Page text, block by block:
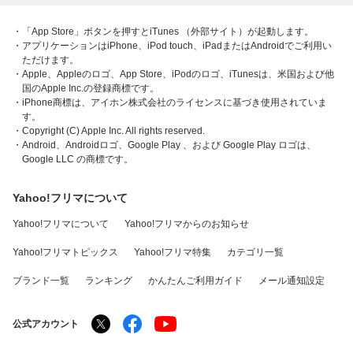
・「App Store」ボタンを押すとiTunes （外部サイト）が起動します。
・アプリケーションはiPhone、iPod touch、iPadまたはAndroidでご利用い
ただけます。
・Apple、Appleのロゴ、App Store、iPodのロゴ、iTunesは、米国および他
国のApple Inc.の登録商標です。
・iPhone商標は、アイホン株式会社のライセンスに基づき使用されていま
す。
・Copyright (C) Apple Inc. All rights reserved.
・Android、Androidロゴ、Google Play 、および Google Play ロゴは、
Google LLC の商標です。
Yahoo!フリマについて
Yahoo!フリマについて Yahoo!フリマからのお知らせ
Yahoo!フリマトピックス Yahoo!フリマ特集 カテゴリ一覧
ブランド一覧 ランキング かんたんご利用ガイド メール通知設定
公式アカウント